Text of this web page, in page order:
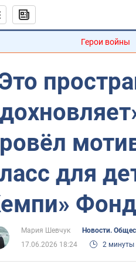
Герои войны
для
Мария Шевчук
Новости.
17.06.2026 18:24
2 минуты